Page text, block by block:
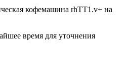
кофемашина rhTT1.v+ на
время для уточнения